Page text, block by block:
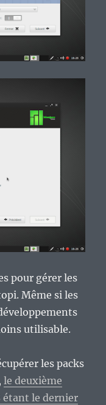
pour gérer les
Même si les
utilisable.
les packs
le deuxième
étant le dernier